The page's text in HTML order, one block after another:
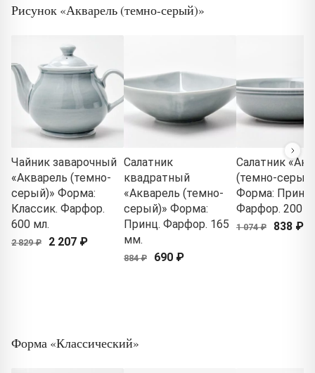
Рисунок «Акварель (темно-серый)»
Чайник заварочный
«Акварель (темно-
серый)» Форма:
Классик. Фарфор.
600 мл.
2 829 ₽ 2 207 ₽
Салатник
квадратный
«Акварель (темно-
серый)» Форма:
Принц. Фарфор. 165
мм.
884 ₽ 690 ₽
Салатник
(темно-
Форма: Принц.
Фарфор. 200
1 074 ₽ 838 ₽
Форма «Классический»